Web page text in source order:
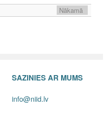
Nākamā
SAZINIES AR MUMS
info@niid.lv